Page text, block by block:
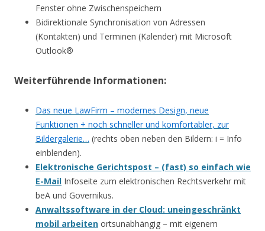
Fenster ohne Zwischenspeichern
Bidirektionale Synchronisation von Adressen
(Kontakten) und Terminen (Kalender) mit Microsoft
Outlook®
Weiterführende Informationen:
Das neue LawFirm – modernes Design, neue
Funktionen + noch schneller und komfortabler, zur
Bildergalerie… (rechts oben neben den Bildern: i = Info
einblenden).
Elektronische Gerichtspost – (fast) so einfach wie
E-Mail Infoseite zum elektronischen Rechtsverkehr mit
beA und Governikus.
Anwaltssoftware in der Cloud: uneingeschränkt
mobil arbeiten ortsunabhängig – mit eigenem